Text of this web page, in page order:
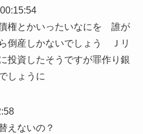
権とかいったいなにを 誰が
倒産しかないでしょう Ｊリ
投資したそうですが罪作り銀
しょうに
えないの？